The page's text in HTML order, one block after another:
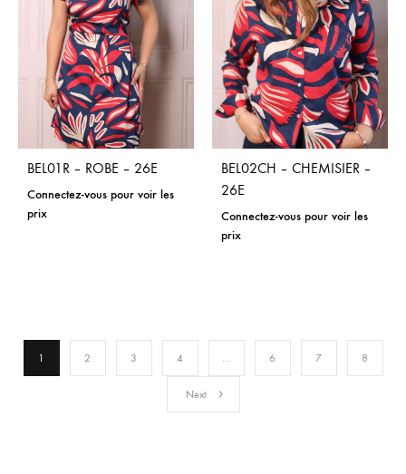
BEL01R – ROBE – 26E
Connectez-vous pour voir les
prix
BEL02CH – CHEMISIER –
26E
Connectez-vous pour voir les
prix
1 2 3 4 6 7 8
Next